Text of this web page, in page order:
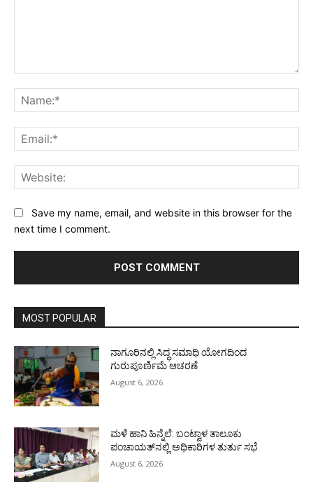
Save my name, email, and website in this browser for the
next time I comment.
MOST POPULAR
ನಾಗೂರಿನಲ್ಲಿ ಸಿದ್ಧ ಸಮಾಧಿ ಯೋಗದಿಂದ
ಗುರುಪೂರ್ಣಿಮೆ ಆಚರಣೆ
August 6, 2026
ಮಳೆ ಹಾನಿ ಹಿನ್ನೆಲೆ: ಬಂಟ್ವಾಳ ತಾಲೂಕು
ಪಂಚಾಯತ್‌ನಲ್ಲಿ ಅಧಿಕಾರಿಗಳ ತುರ್ತು ಸಭೆ
August 6, 2026